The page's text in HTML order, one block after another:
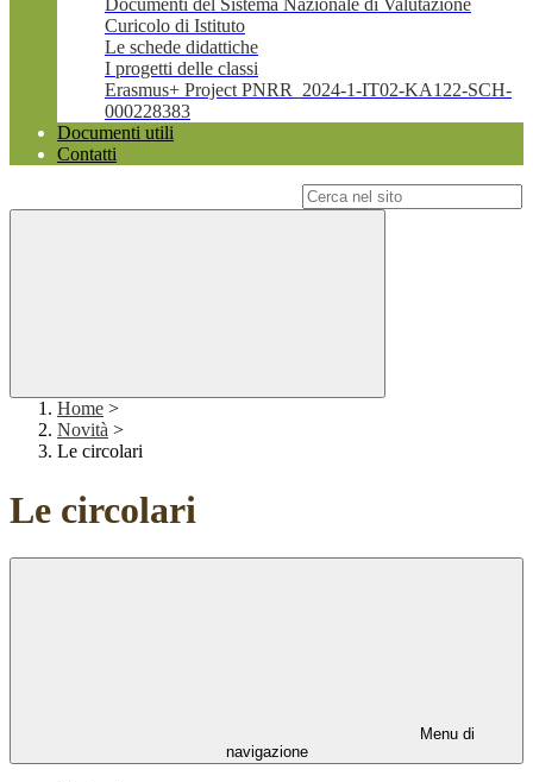
Documenti del Sistema Nazionale di Valutazione
Curicolo di Istituto
Le schede didattiche
I progetti delle classi
Erasmus+ Project PNRR_2024-1-IT02-KA122-SCH-
000228383
Documenti utili
Contatti
Home >
Novità >
Le circolari
Le circolari
Menu di
navigazione